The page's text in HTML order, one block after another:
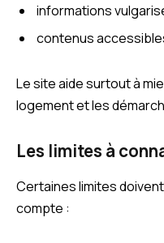
informations
contenus
Le site aide surtout à
logement et les
Les limites à
Certaines limites
compte :